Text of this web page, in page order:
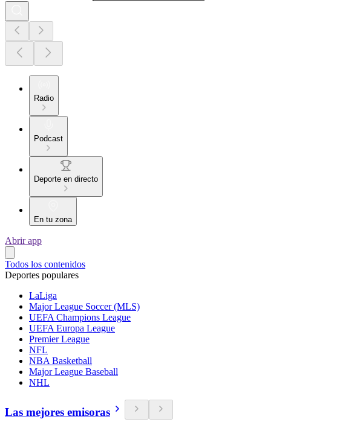
Radio
Podcast
Deporte en directo
En tu zona
Abrir app
Todos los contenidos
Deportes populares
LaLiga
Major League Soccer (MLS)
UEFA Champions League
UEFA Europa League
Premier League
NFL
NBA Basketball
Major League Baseball
NHL
Las mejores emisoras